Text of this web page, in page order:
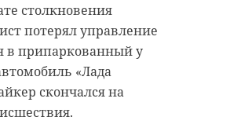
столкновения
потерял управление
в припаркованный у
«Лада
скончался на